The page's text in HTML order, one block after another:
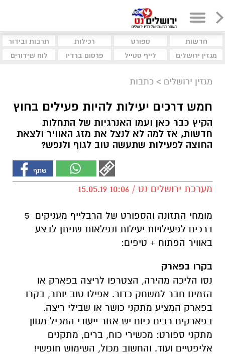
חדשות ספורט רכילות
תרבות ובידור
מגזין ירושלים
לייף סטייל פרסום ברדיו לוח שידורים
מגזין ירושלים > כתבות
חמש דרכים יעילות להיות פעילים בחוץ
הקיץ כבר כאן ועמו האנרגיות של התחלות
חדשות, אז למה לא לנצל את מזג האוויר ולצאת
החוצה לפעילות שתעשה טוב לגוף ולנפש?
מערכת ירושלים נט / 10:06 15.05.19
מומחי התזונה והספורט של הרבלייף מעניקים 5
דרכים לפעילויות יעילות ונפלאות שניתן לבצע
באוויר הפתוח + טיפים:
בקרו בפארק
נסו הליכה מהירה, הצטרפו לריצה בפארק או
הזמינו חבר למשחק כדור. אפילו טוב יותר, בקרו
בפארק המציע מתקני כושר או שבילי ריצה.
בפארקים רבים כיום יש אזור ייעודי המכיל מגוון
מתקני ספורט: מכשירי כוח, ברים, מתקנים
אליפטיים ועוד. והחשוב מכול, השימוש חופשי!